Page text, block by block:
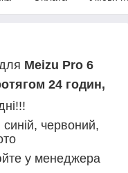
Meizu Pro 6
24 годин,
червоний,
у менеджера